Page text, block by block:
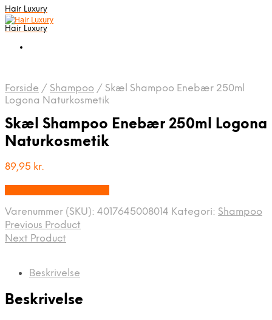
Hair Luxury
Hair Luxury
Forside / Shampoo / Skæl Shampoo Enebær 250ml
Logona Naturkosmetik
Skæl Shampoo Enebær 250ml Logona
Naturkosmetik
89,95 kr.
Varenummer (SKU): 4017645008014 Kategori: Shampoo
Previous Product
Next Product
Beskrivelse
Beskrivelse